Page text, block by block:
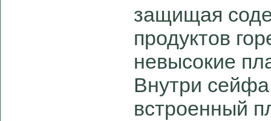
защищая
продуктов
невысокие
Внутри
встроенный